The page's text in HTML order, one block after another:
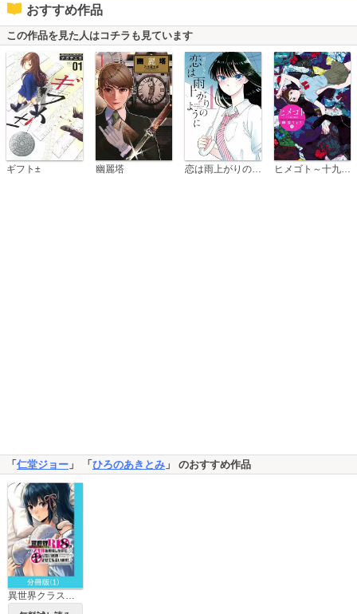
おすすめ作品
この作品を見た人はコチラも見ています
ギフト± 幽麗塔 ヒメゴト～十九歳の制服～
「仁堂ジョー 」 「ひろのあきとみ 」 のおすすめ作品
異世界クラス召喚されたらＲ1○のスキルを獲得したので、○りたい放題させてもらいます！【分冊版】